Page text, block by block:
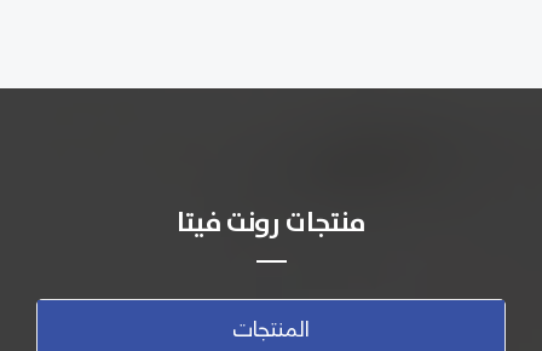
منتجات رونت فيتا
المنتجات